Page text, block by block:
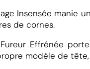
r
B
l
Insensée manie
de cornes.
Effrénée
modèle de